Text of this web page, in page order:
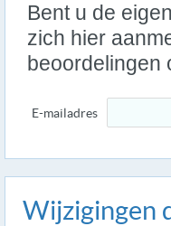
Bent u de
zich hier
beoordelingen
E-mailadres
Wijzigingen